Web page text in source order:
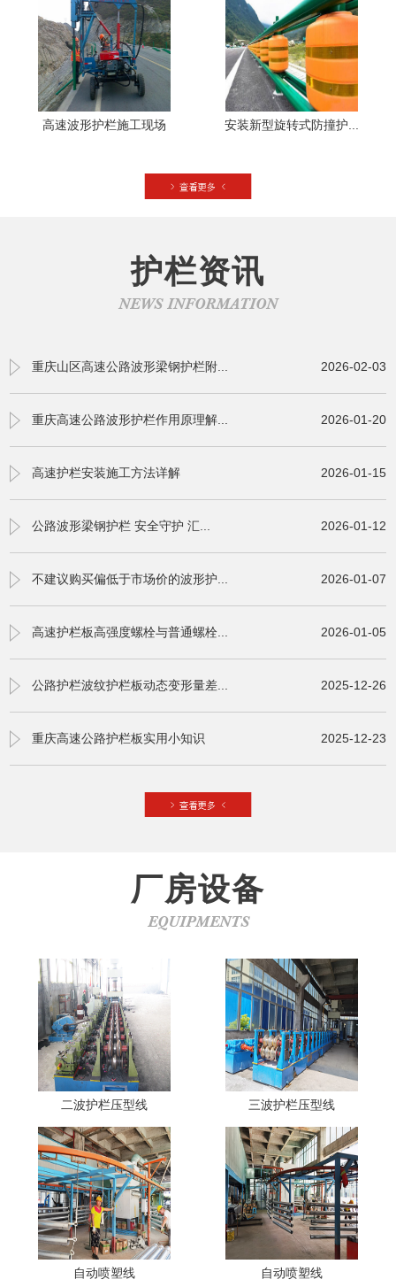
高速波形护栏施工现场 安装新型旋转式防撞护...
护栏资讯
NEWS INFORMATION
重庆山区高速公路波形梁钢护栏附... 2026-02-03
重庆高速公路波形护栏作用原理解... 2026-01-20
高速护栏安装施工方法详解 2026-01-15
公路波形梁钢护栏 安全守护 汇... 2026-01-12
不建议购买偏低于市场价的波形护... 2026-01-07
高速护栏板高强度螺栓与普通螺栓... 2026-01-05
公路护栏波纹护栏板动态变形量差... 2025-12-26
重庆高速公路护栏板实用小知识 2025-12-23
厂房设备
EQUIPMENTS
二波护栏压型线 三波护栏压型线
自动喷塑线 自动喷塑线